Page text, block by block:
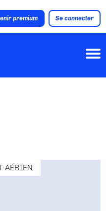
premium Se connecter
AÉRIEN